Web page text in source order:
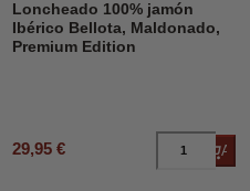
Loncheado 100% jamón
Ibérico Bellota, Maldonado,
Premium Edition
29,95 €